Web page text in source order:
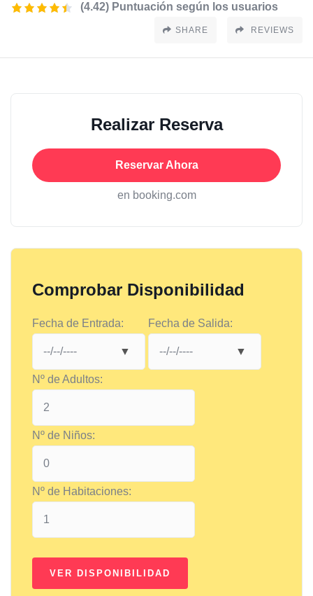
(4.42) Puntuación según los usuarios
SHARE REVIEWS
Realizar Reserva
Reservar Ahora
en booking.com
Comprobar Disponibilidad
Fecha de Entrada: Fecha de Salida:
Nº de Adultos:
Nº de Niños:
Nº de Habitaciones: